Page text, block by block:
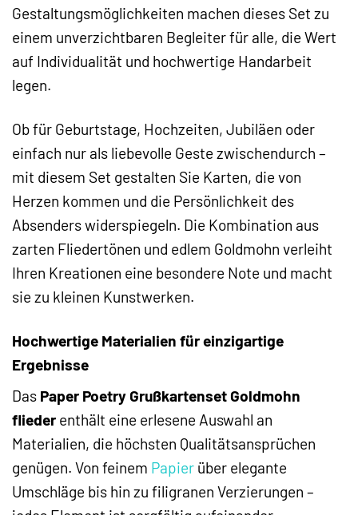
Gestaltungsmöglichkeiten machen dieses Set zu
einem unverzichtbaren Begleiter für alle, die Wert
auf Individualität und hochwertige Handarbeit
legen.
Ob für Geburtstage, Hochzeiten, Jubiläen oder
einfach nur als liebevolle Geste zwischendurch –
mit diesem Set gestalten Sie Karten, die von
Herzen kommen und die Persönlichkeit des
Absenders widerspiegeln. Die Kombination aus
zarten Fliedertönen und edlem Goldmohn verleiht
Ihren Kreationen eine besondere Note und macht
sie zu kleinen Kunstwerken.
Hochwertige Materialien für einzigartige
Ergebnisse
Das Paper Poetry Grußkartenset Goldmohn
flieder enthält eine erlesene Auswahl an
Materialien, die höchsten Qualitätsansprüchen
genügen. Von feinem Papier über elegante
Umschläge bis hin zu filigranen Verzierungen –